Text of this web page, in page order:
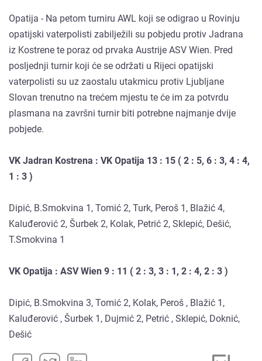
Opatija - Na petom turniru AWL koji se odigrao u Rovinju
opatijski vaterpolisti zabilježili su pobjedu protiv Jadrana
iz Kostrene te poraz od prvaka Austrije ASV Wien. Pred
posljednji turnir koji će se održati u Rijeci opatijski
vaterpolisti su uz zaostalu utakmicu protiv Ljubljane
Slovan trenutno na trećem mjestu te će im za potvrdu
plasmana na završni turnir biti potrebne najmanje dvije
pobjede.
VK Jadran Kostrena : VK Opatija 13 : 15 ( 2 : 5, 6 : 3, 4 : 4,
1 : 3 )
Dipić, B.Smokvina 1, Tomić 2, Turk, Peroš 1, Blažić 4,
Kaluđerović 2, Šurbek 2, Kolak, Petrić 2, Sklepić, Dešić,
T.Smokvina 1
VK Opatija : ASV Wien 9 : 11 ( 2 : 3, 3 : 1, 2 : 4, 2 : 3 )
Dipić, B.Smokvina 3, Tomić 2, Kolak, Peroš , Blažić 1,
Kaluđerović , Šurbek 1, Dujmić 2, Petrić , Sklepić, Doknić,
Dešić